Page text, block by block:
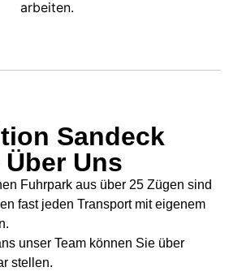
arbeiten.
Sandeck
Uns
Fuhrpark aus über 25 Zügen sind
fast jeden Transport mit eigenem
unser Team können Sie über
stellen.